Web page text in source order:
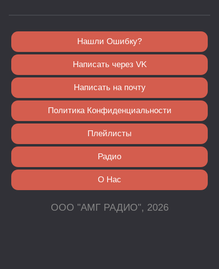
Нашли Ошибку?
Написать через VK
Написать на почту
Политика Конфиденциальности
Плейлисты
Радио
О Нас
ООО "АМГ РАДИО", 2026